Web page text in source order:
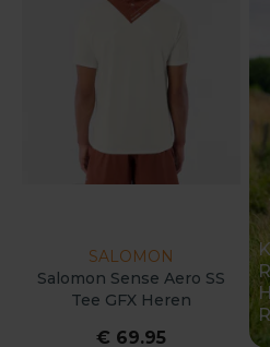
SALOMON
Salomon Sense Aero SS
Tee GFX Heren
€ 69.95